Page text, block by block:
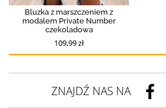
Bluzka z marszczeniem z
modalem Private Number
czekoladowa
109,99 zł
ZNAJDŹ NAS NA